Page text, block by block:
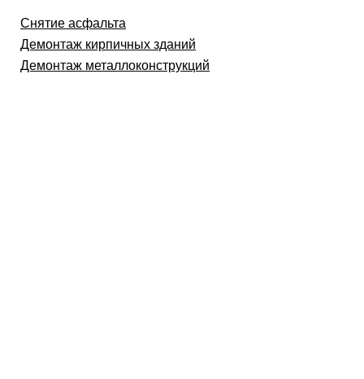
Снятие асфальта
Демонтаж кирпичных зданий
Демонтаж металлоконструкций